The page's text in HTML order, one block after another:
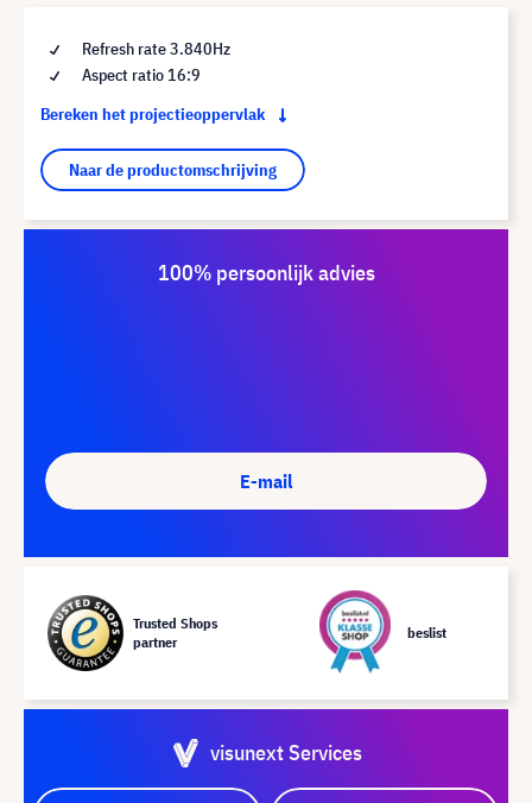
Refresh rate 3.840Hz
Aspect ratio 16:9
Bereken het projectieoppervlak
Naar de productomschrijving
100% persoonlijk advies
E-mail
Trusted Shops
partner
beslist
visunext Services